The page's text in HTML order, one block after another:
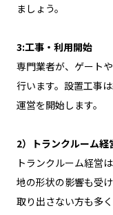
ましょう。
3:工事・利用開始
専門業者が、ゲート
行います。設置工事
運営を開始します。
2）トランクルーム経
トランクルーム経営
地の形状の影響も受
取り出さない方も多